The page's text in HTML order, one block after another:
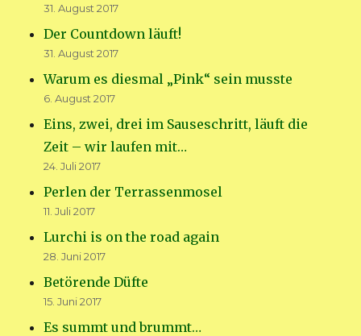
31. August 2017
Der Countdown läuft!
31. August 2017
Warum es diesmal „Pink“ sein musste
6. August 2017
Eins, zwei, drei im Sauseschritt, läuft die
Zeit – wir laufen mit…
24. Juli 2017
Perlen der Terrassenmosel
11. Juli 2017
Lurchi is on the road again
28. Juni 2017
Betörende Düfte
15. Juni 2017
Es summt und brummt…